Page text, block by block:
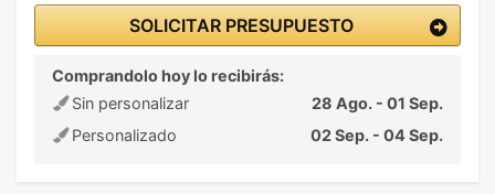
SOLICITAR PRESUPUESTO
Comprandolo hoy lo recibirás:
Sin personalizar
28 Ago. - 01 Sep.
Personalizado
02 Sep. - 04 Sep.